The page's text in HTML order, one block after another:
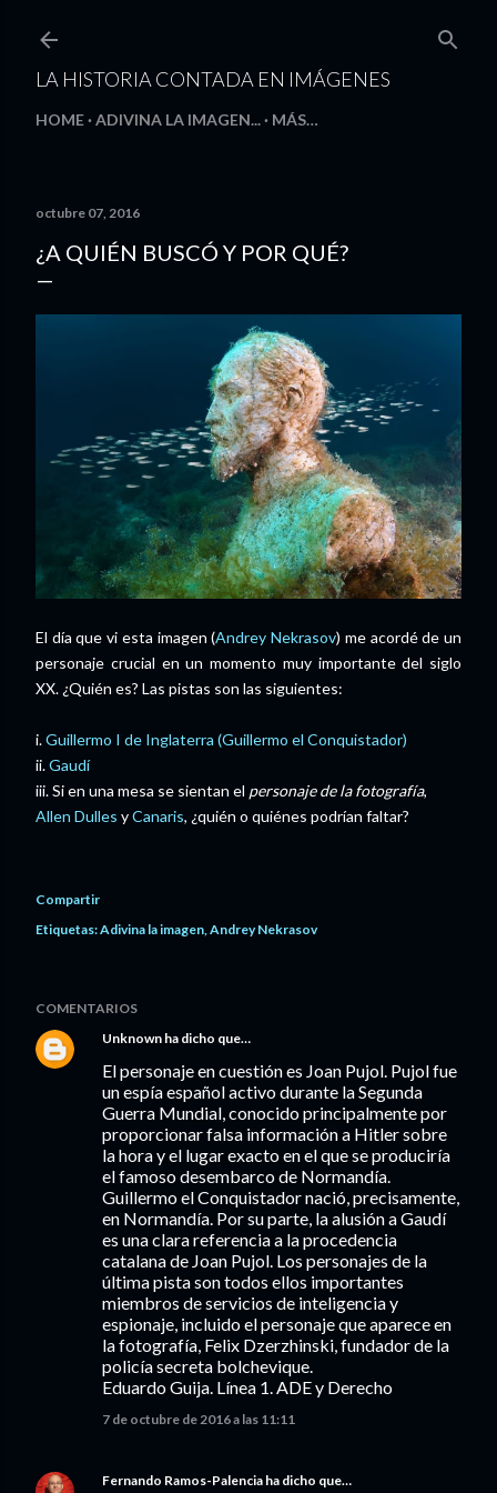
LA HISTORIA CONTADA EN IMÁGENES
HOME ADIVINA LA IMAGEN... MÁS…
octubre 07, 2016
¿A QUIÉN BUSCÓ Y POR QUÉ?
El día que vi esta imagen (Andrey Nekrasov) me acordé de un
personaje crucial en un momento muy importante del siglo
XX. ¿Quién es? Las pistas son las siguientes:
i.Guillermo I de Inglaterra (Guillermo el Conquistador)
ii.Gaudí
iii. Si en una mesa se sientan el personaje de la fotografía,
Allen Dulles yCanaris, ¿quién o quiénes podrían faltar?
Compartir
Etiquetas:Adivina la imagen Andrey Nekrasov
COMENTARIOS
Unknown ha dicho que…
El personaje en cuestión es Joan Pujol. Pujol fue
un espía español activo durante la Segunda
Guerra Mundial, conocido principalmente por
proporcionar falsa información a Hitler sobre
la hora y el lugar exacto en el que se produciría
el famoso desembarco de Normandía.
Guillermo el Conquistador nació, precisamente,
en Normandía. Por su parte, la alusión a Gaudí
es una clara referencia a la procedencia
catalana de Joan Pujol. Los personajes de la
última pista son todos ellos importantes
miembros de servicios de inteligencia y
espionaje, incluido el personaje que aparece en
la fotografía, Felix Dzerzhinski, fundador de la
policía secreta bolchevique.
Eduardo Guija. Línea 1. ADE y Derecho
7 de octubre de 2016 a las 11:11
Fernando Ramos-Palencia ha dicho que…